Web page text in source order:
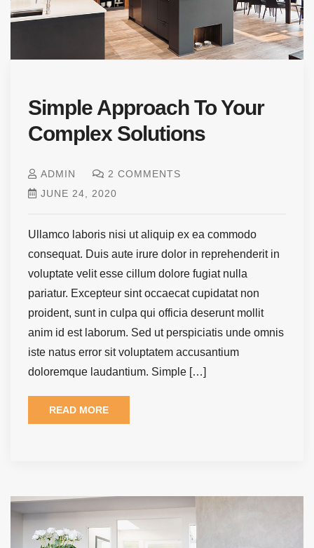
Simple Approach To Your
Complex Solutions
ADMIN
2 COMMENTS
JUNE 24, 2020
Ullamco laboris nisi ut aliquip ex ea commodo
consequat. Duis aute irure dolor in reprehenderit in
voluptate velit esse cillum dolore fugiat nulla
pariatur. Excepteur sint occaecat cupidatat non
proident, sunt in culpa qui officia deserunt mollit
anim id est laborum. Sed ut perspiciatis unde omnis
iste natus error sit voluptatem accusantium
doloremque laudantium. Simple […]
READ MORE